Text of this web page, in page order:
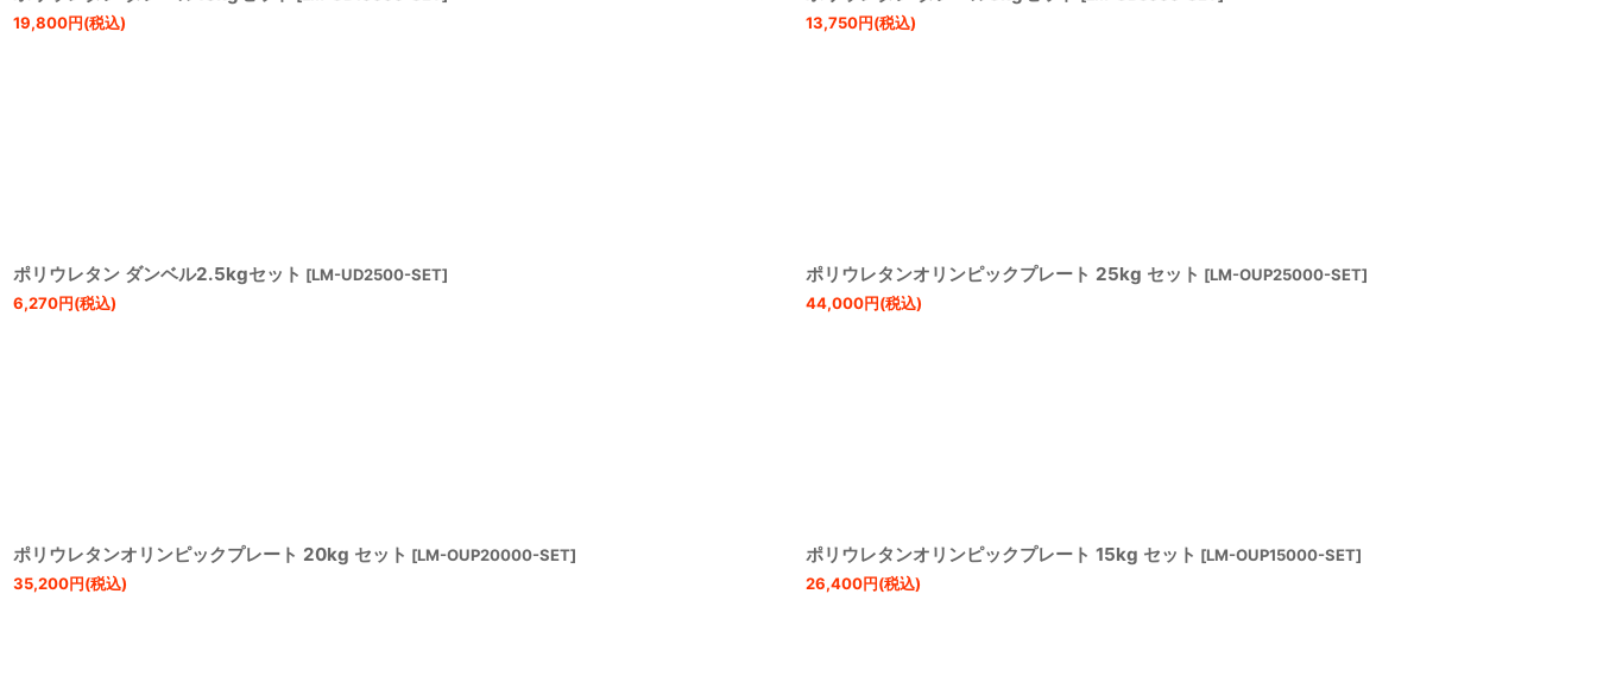
19,800円(税込)
13,750円(税込)
ポリウレタン ダンベル2.5kgセット [LM-UD2500-SET]
6,270円(税込)
ポリウレタンオリンピックプレート 25kg セット [LM-OUP25000-SET]
44,000円(税込)
ポリウレタンオリンピックプレート 20kg セット [LM-OUP20000-SET]
35,200円(税込)
ポリウレタンオリンピックプレート 15kg セット [LM-OUP15000-SET]
26,400円(税込)